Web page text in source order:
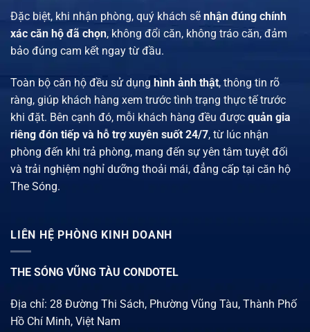
Đặc biệt, khi nhận phòng, quý khách sẽ nhận đúng chính
xác căn hộ đã chọn, không đổi căn, không tráo căn, đảm
bảo đúng cam kết ngay từ đầu.
Toàn bộ căn hộ đều sử dụng hình ảnh thật, thông tin rõ
ràng, giúp khách hàng xem trước tình trạng thực tế trước
khi đặt. Bên cạnh đó, mỗi khách hàng đều được quản gia
riêng đón tiếp và hỗ trợ xuyên suốt 24/7, từ lúc nhận
phòng đến khi trả phòng, mang đến sự yên tâm tuyệt đối
và trải nghiệm nghỉ dưỡng thoải mái, đẳng cấp tại căn hộ
The Sóng.
LIÊN HỆ PHÒNG KINH DOANH
THE SÓNG VŨNG TÀU CONDOTEL
Địa chỉ: 28 Đường Thi Sách, Phường Vũng Tàu, Thành Phố
Hồ Chí Minh, Việt Nam